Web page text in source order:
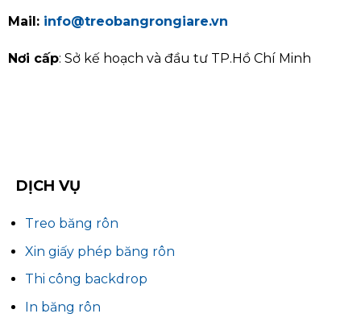
Mail: info@treobangrongiare.vn
Nơi cấp: Sở kế hoạch và đầu tư TP.Hồ Chí Minh
DỊCH VỤ
Treo băng rôn
Xin giấy phép băng rôn
Thi công backdrop
In băng rôn